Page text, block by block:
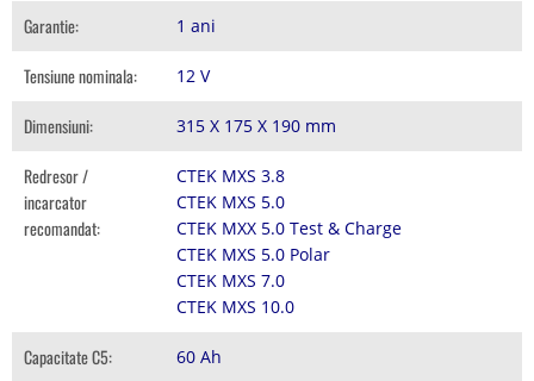
Garantie: 1 ani
Tensiune nominala: 12 V
Dimensiuni: 315 X 175 X 190 mm
Redresor /
incarcator
recomandat:
CTEK MXS 3.8
CTEK MXS 5.0
CTEK MXX 5.0 Test & Charge
CTEK MXS 5.0 Polar
CTEK MXS 7.0
CTEK MXS 10.0
Capacitate C5: 60 Ah